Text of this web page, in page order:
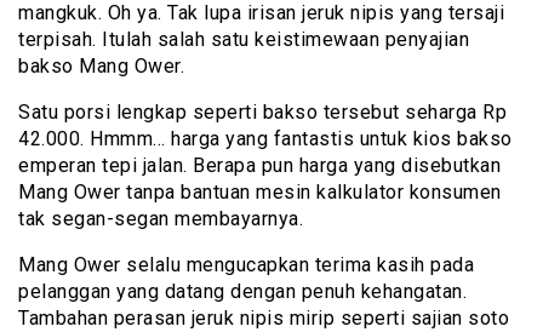
mangkuk. Oh ya. Tak lupa irisan jeruk nipis yang tersaji
terpisah. Itulah salah satu keistimewaan penyajian
bakso Mang Ower.
Satu porsi lengkap seperti bakso tersebut seharga Rp
42.000. Hmmm… harga yang fantastis untuk kios bakso
emperan tepi jalan. Berapa pun harga yang disebutkan
Mang Ower tanpa bantuan mesin kalkulator konsumen
tak segan-segan membayarnya.
Mang Ower selalu mengucapkan terima kasih pada
pelanggan yang datang dengan penuh kehangatan.
Tambahan perasan jeruk nipis mirip seperti sajian soto